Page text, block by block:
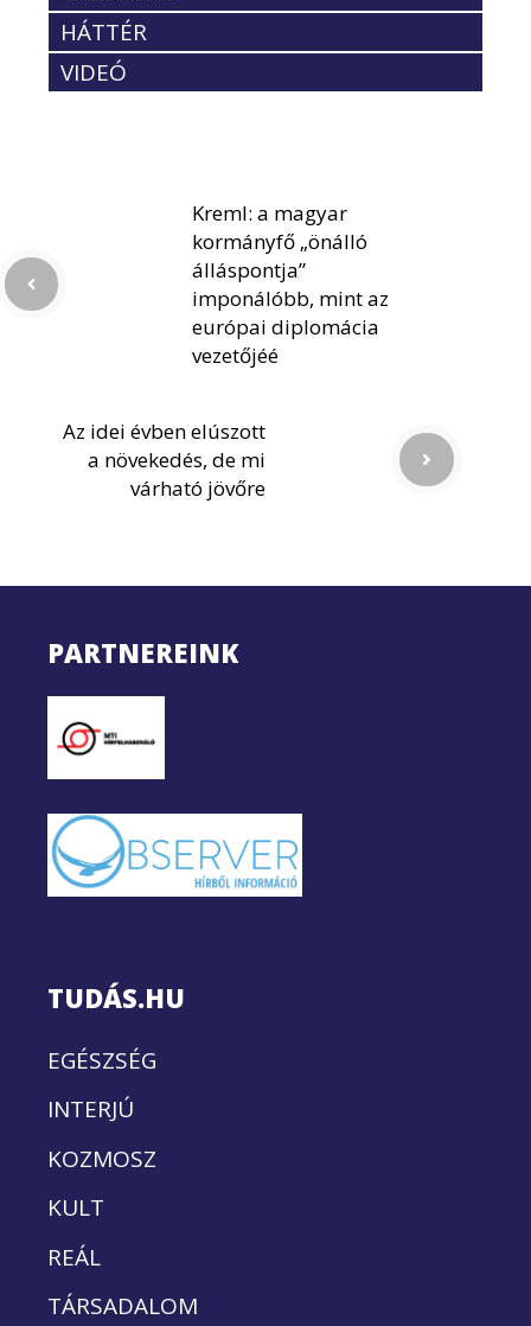
HÁTTÉR
VIDEÓ
Kreml: a magyar
kormányfő „önálló
álláspontja”
imponálóbb, mint az
európai diplomácia
vezetőjéé
Az idei évben elúszott
a növekedés, de mi
várható jövőre
PARTNEREINK
TUDÁS.HU
EGÉSZSÉG
INTERJÚ
KOZMOSZ
KULT
REÁL
TÁRSADALOM